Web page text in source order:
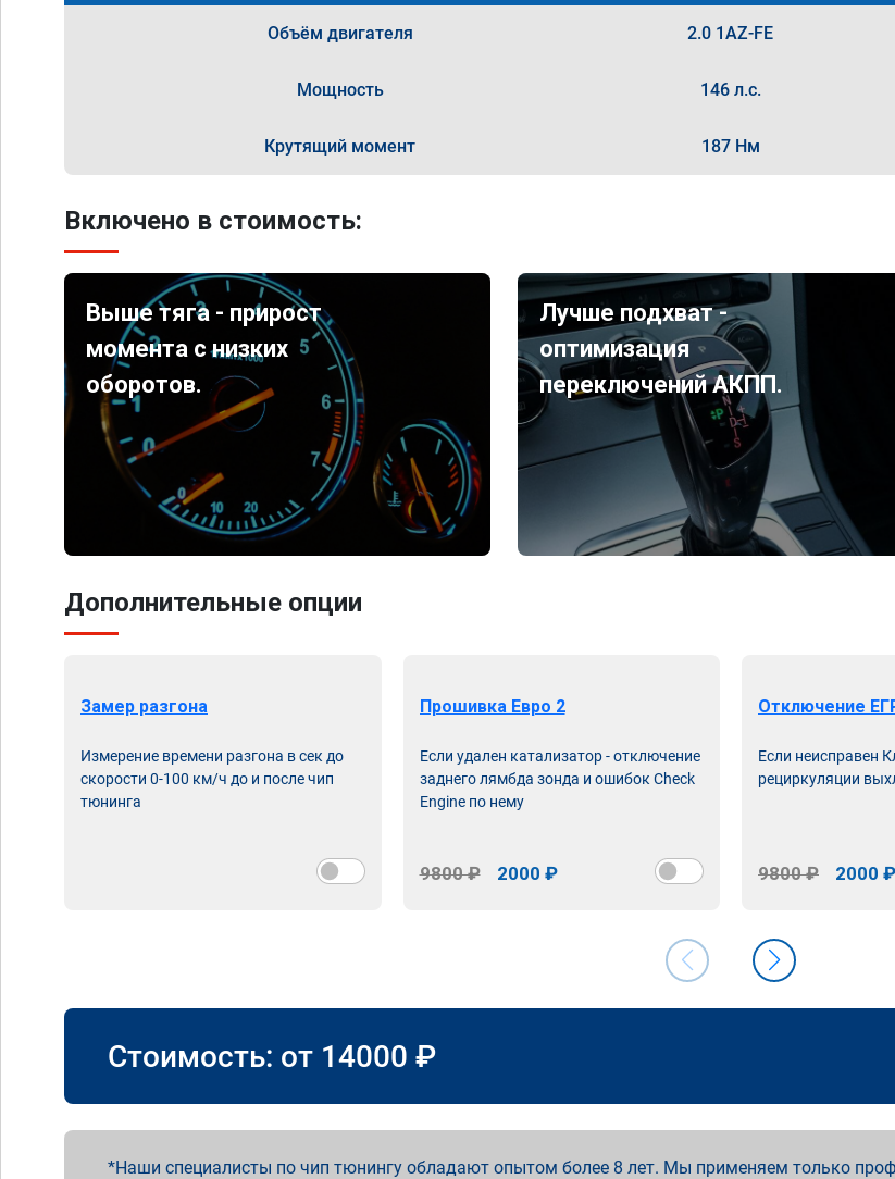
Объём двигателя 2.0 1AZ-FE
Мощность 146 л.с.
Крутящий момент 187 Нм
Включено в стоимость:
Выше тяга - прирост
момента с низких
оборотов.
Лучше подхват -
оптимизация
переключений АКПП.
Дополнительные опции
Замер разгона
Измерение времени разгона в сек до
скорости 0-100 км/ч до и после чип
тюнинга
Прошивка Евро 2
Если удален катализатор - отключение
заднего лямбда зонда и ошибок Check
Engine по нему
9800 ₽ 2000 ₽
Отключение
Если неисправен
рециркуляции
9800 ₽ 2000 ₽
Стоимость: от 14000 ₽
Наши специалисты по чип тюнингу обладают опытом более 8 лет. Мы применяем только